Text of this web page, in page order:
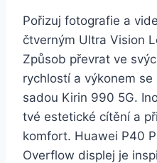
Pořizuj fotografie a
čtverným Ultra Vision
Způsob převrat ve
rychlostí a výkonem
sadou Kirin 990 5G.
tvé estetické cítění a
komfort. Huawei P40
Overflow displej je